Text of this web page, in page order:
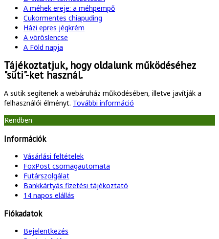
A méhek ereje: a méhpempő
Cukormentes chiapuding
Házi epres jégkrém
A vöröslencse
A Föld napja
Tájékoztatjuk, hogy oldalunk működéséhez
"süti"-ket használ.
A sütik segítenek a webáruház működésében, illetve javítják a
felhasználói élményt. További információ
Rendben
Információk
Vásárlási feltételek
FoxPost csomagautomata
Futárszolgálat
Bankkártyás fizetési tájékoztató
14 napos elállás
Fiókadatok
Bejelentkezés